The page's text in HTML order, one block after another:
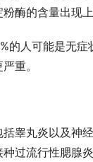
酶的含量出现上
的人可能是无
重。
睾丸炎以及神
过流行性腮腺炎